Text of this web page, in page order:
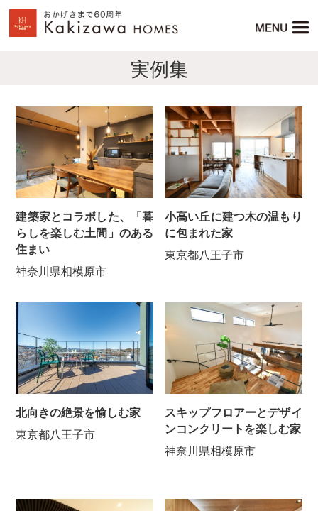
実例集
建築家とコラボした、「暮
らしを楽しむ土間」のある
住まい
神奈川県相模原市
小高い丘に建つ木の温もり
に包まれた家
東京都八王子市
北向きの絶景を愉しむ家
東京都八王子市
スキップフロアーとデザイ
ンコンクリートを楽しむ家
神奈川県相模原市